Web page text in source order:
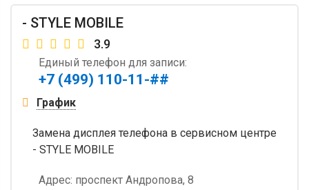
- STYLE MOBILE
3.9
Единый телефон для записи:
+7 (499) 110-11-##
График
Замена дисплея телефона в сервисном центре
- STYLE MOBILE
Адрес: проспект Андропова, 8